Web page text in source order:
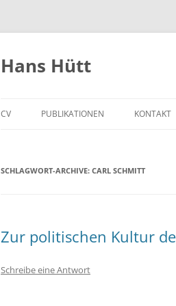
Hans Hütt
CV PUBLIKATIONEN KONTAKT
SCHLAGWORT-ARCHIVE: CARL SCHMITT
Zur politischen Kultur
Schreibe eine Antwort